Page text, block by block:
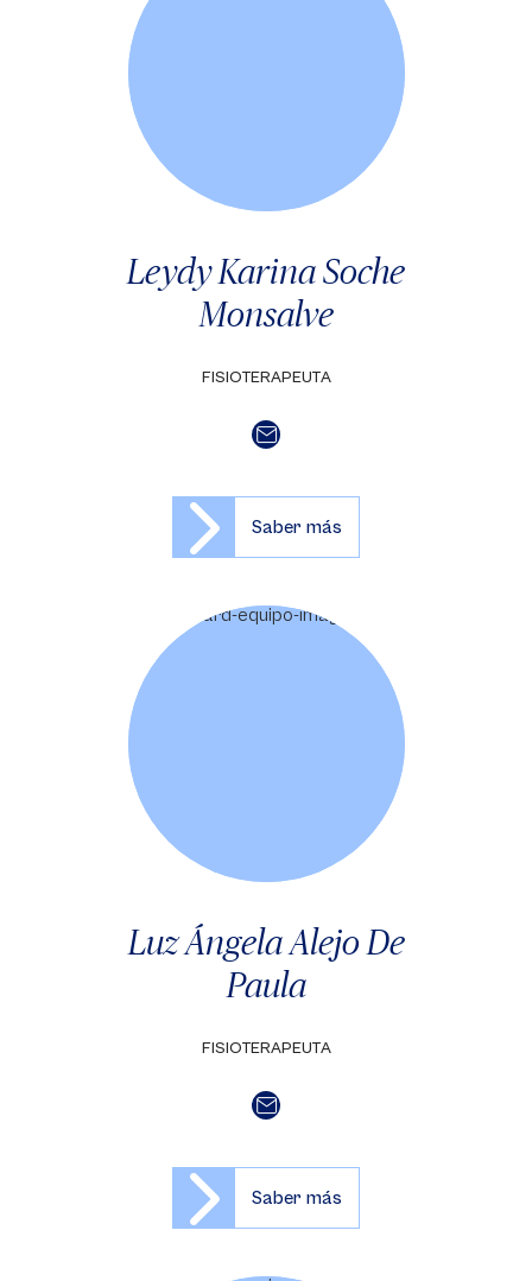
Leydy Karina Soche
Monsalve
FISIOTERAPEUTA
Saber más
Luz Ángela Alejo De
Paula
FISIOTERAPEUTA
Saber más